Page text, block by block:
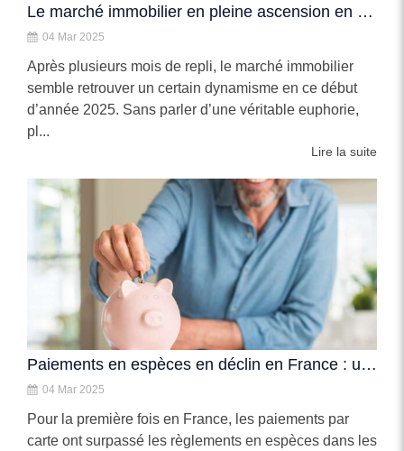
Le marché immobilier en pleine ascension en 2025
04 Mar 2025
Après plusieurs mois de repli, le marché immobilier
semble retrouver un certain dynamisme en ce début
d’année 2025. Sans parler d’une véritable euphorie,
pl...
Lire la suite
Paiements en espèces en déclin en France : une nouvelle ère financière ?
04 Mar 2025
Pour la première fois en France, les paiements par
carte ont surpassé les règlements en espèces dans les